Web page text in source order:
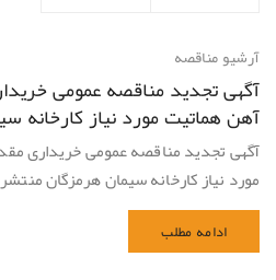
آرشیو مناقصه
آهن هماتيت مورد نياز كارخانه
مورد نياز كارخانه سیمان هرمزگان
ادامه مطلب